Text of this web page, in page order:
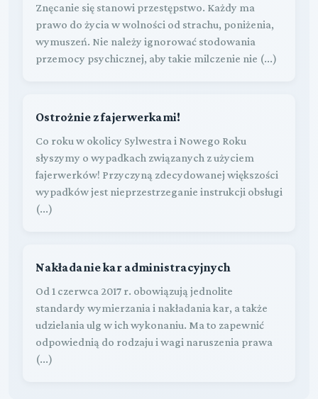
Znęcanie się stanowi przestępstwo. Każdy ma
prawo do życia w wolności od strachu, poniżenia,
wymuszeń. Nie należy ignorować stodowania
przemocy psychicznej, aby takie milczenie nie (...)
Ostrożnie z fajerwerkami!
Co roku w okolicy Sylwestra i Nowego Roku
słyszymy o wypadkach związanych z użyciem
fajerwerków! Przyczyną zdecydowanej większości
wypadków jest nieprzestrzeganie instrukcji obsługi
(...)
Nakładanie kar administracyjnych
Od 1 czerwca 2017 r. obowiązują jednolite
standardy wymierza­nia i nakładania kar, a także
udzielania ulg w ich wykonaniu. Ma to zapewnić
odpowiednią do rodzaju i wagi naruszenia prawa
(...)